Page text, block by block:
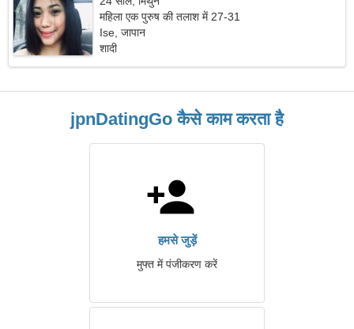
महिला एक पुरुष की तलाश में 27-31
Ise, जापान
शादी
jpnDatingGo कैसे काम करता है
हमसे जुड़ें
मुफ्त में पंजीकरण करें